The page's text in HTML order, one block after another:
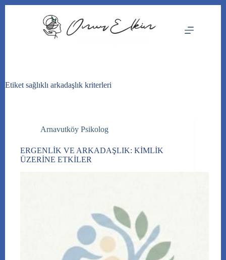
Etiket sağlıklı arkadaşlık kriterleri
Arnavutköy Psikolog
ERGENLİK VE ARKADAŞLIK: KİMLİK
ÜZERİNE ETKİLER